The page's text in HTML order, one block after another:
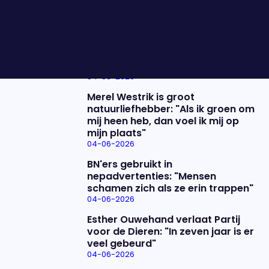
04-06-2026
Merel Westrik is groot
natuurliefhebber: "Als ik groen om
mij heen heb, dan voel ik mij op
mijn plaats"
04-06-2026
BN'ers gebruikt in
nepadvertenties: "Mensen
schamen zich als ze erin trappen"
04-06-2026
Esther Ouwehand verlaat Partij
voor de Dieren: "In zeven jaar is er
veel gebeurd"
04-06-2026